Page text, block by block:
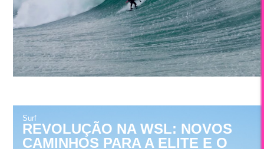
Surf
REVOLUÇÃO NA WSL: NOVOS
CAMINHOS PARA A ELITE E O